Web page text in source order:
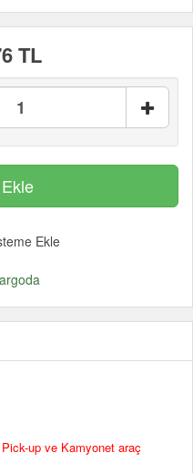
TL
Ekle
up ve Kamyonet araç